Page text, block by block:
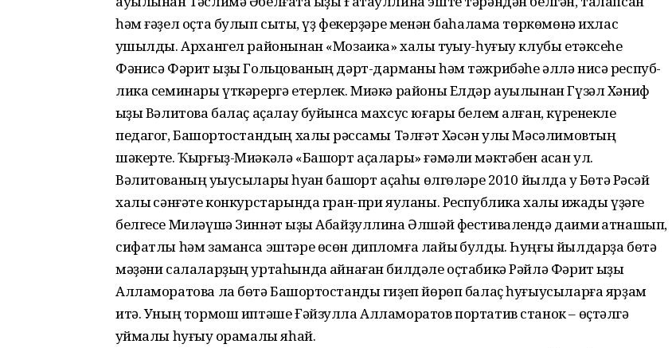
һәм ғәҙел оҫта булып сыҡты, үҙ фекерҙәре менән баһалама төркөмөнә ихлас
ҡушылды. Архангел районынан «Мозаика» халыҡ туҡыу-һуғыу клубы етәксеһе
Фәнисә Фәрит ҡыҙы Гольцованың дәрт-дарманы һәм тәжрибәһе әллә нисә респуб­
лика семинары үткәрергә етерлек. Миәкә районы Елдәр ауылынан Гүзәл Хәниф
ҡыҙы Вәлитова балаҫ аҫалау буйынса махсус юғары белем алған, күренекле
педагог, Башҡортостандың халыҡ рәссамы Тәлғәт Хәсән улы Мәсәлимовтың
шәкерте. Ҡырғыҙ-Миәкәлә «Баш­ҡорт аҫалары» ғәмәли мәктәбен асҡан ул.
Вәлитованың уҡыусылары һуҡҡан башҡорт аҫаһы өлгөләре 2010 йылда уҡ Бөтә Рәсәй
халыҡ сәнғәте конкурстарында гран-при яуланы. Республика халыҡ ижады үҙәге
белгесе Миләүшә Зиннәт ҡыҙы Абайҙуллина Әлшәй фестивалендә даими ҡатнашып,
сифатлы һәм заманса эштәре өсөн дипломға лайыҡ булды. Һуңғы йылдарҙа бөтә
мәҙәни салаларҙың уртаһында ҡайнаған билдәле оҫта­бикә Рәйлә Фәрит ҡыҙы
Алламоратова ла бөтә Башҡортостанды гиҙеп йөрөп балаҫ һуғыусыларға ярҙам
итә. Уның тормош иптәше Ғәйзулла Алламоратов портатив станок – өҫтәлгә
ҡуймалы һуғыу ҡорамалы яһай.